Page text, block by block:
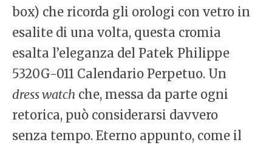
box) che ricorda gli orologi con vetro in
esalite di una volta, questa cromia
esalta l’eleganza del Patek Philippe
5320G-011 Calendario Perpetuo. Un
dress watch che, messa da parte ogni
retorica, può considerarsi davvero
senza tempo. Eterno appunto, come il